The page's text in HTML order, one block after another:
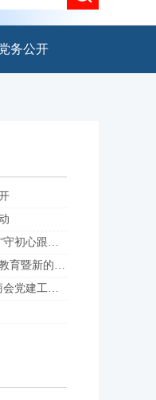
务公开
市工商联、市非公经济组织党委举办“守初心跟党走 践使命启新程”演讲比赛
全市年轻一代民营经济人士理想信念教育暨新的社会阶层人士联谊组织骨干培训班举办
市非公经济组织党委组织开展“推动商会党建工作提质增效”主题党日活动